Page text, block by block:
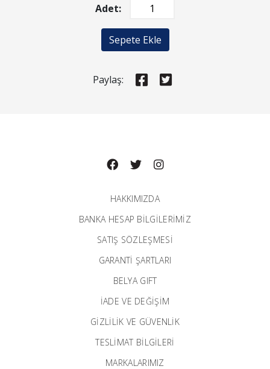
Adet:
Sepete Ekle
Paylaş:
HAKKIMIZDA
BANKA HESAP BILGILERIMIZ
SATIŞ SÖZLEŞMESİ
GARANTI ŞARTLARI
BELYA GIFT
İADE VE DEĞİŞİM
GİZLİLİK VE GÜVENLİK
TESLİMAT BİLGİLERİ
MARKALARIMIZ